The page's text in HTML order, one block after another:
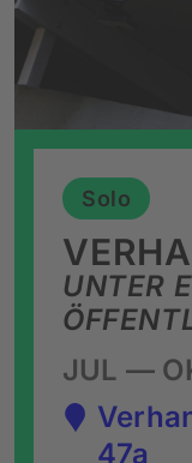
Solo
UNTER
JUL —
47a